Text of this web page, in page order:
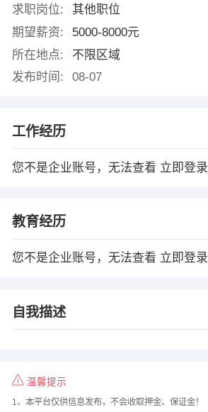
求职岗位:
其他职位
期望薪资:
5000-8000元
所在地点:
不限区域
发布时间:
08-07
工作经历
您不是企业账号，无法查看 立即登录
教育经历
您不是企业账号，无法查看 立即登录
自我描述
温馨提示
1、本平台仅供信息发布，不会收取押金、保证金！